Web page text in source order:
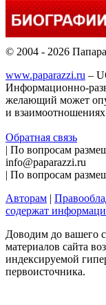
© 2004 - 2026
www.paparazzi.ru –
Информационно-
желающий может
и
Обратная связь
| По вопросам
info@paparazzi.ru
| По вопросам
Авторам |
содержат
Доводим до вашего
материалов сайта
индексируемой
первоисточника.